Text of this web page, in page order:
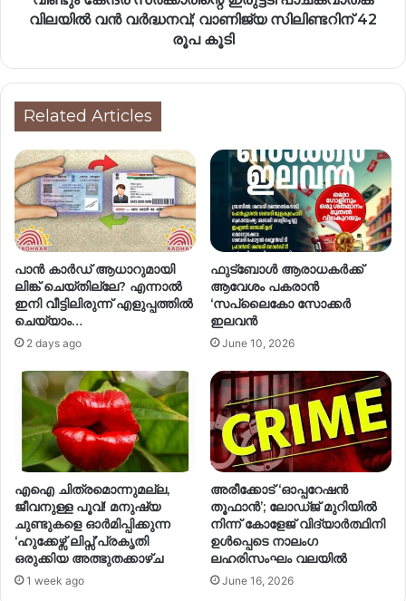
വിലയിൽ വൻ വർദ്ധനവ്; വാണിജ്യ സിലിണ്ടറിന് 42
രൂപ കൂടി
Related Articles
പാൻ കാർഡ് ആധാറുമായി
ലിങ്ക് ചെയ്തില്ലേ? എന്നാൽ
ഇനി വീട്ടിലിരുന്ന് എളുപ്പത്തിൽ
ചെയ്യാം…
2 days ago
ഫുട്ബോൾ ആരാധകർക്ക്
ആവേശം പകരാൻ
‘സപ്ലൈകോ സോക്കർ
ഇലവൻ
June 10, 2026
എഐ ചിത്രമൊന്നുമല്ല,
ജീവനുള്ള പൂവ്! മനുഷ്യ
ചുണ്ടുകളെ ഓർമിപ്പിക്കുന്ന
‘ഹുക്കേഴ്സ് ലിപ്സ്’പ്രകൃതി
ഒരുക്കിയ അത്ഭുതക്കാഴ്ച
1 week ago
അരീക്കോട് ‘ഓപ്പറേഷൻ
തൂഫാൻ’; ലോഡ്ജ് മുറിയിൽ
നിന്ന് കോളേജ് വിദ്യാർത്ഥിനി
ഉൾപ്പെടെ നാലംഗ
ലഹരിസംഘം വലയിൽ
June 16, 2026